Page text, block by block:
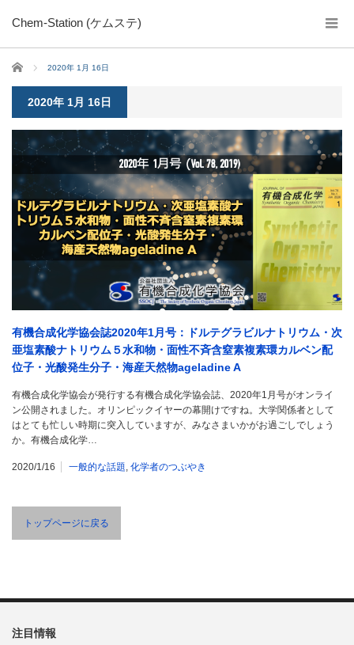
Chem-Station (ケムステ)
ホーム 2020年 1月 16日
2020年 1月 16日
有機合成化学協会誌2020年1月号：ドルテグラビルナトリウム・次
亜塩素酸ナトリウム５水和物・面性不斉含窒素複素環カルベン配
位子・光酸発生分子・海産天然物ageladine A
有機合成化学協会が発行する有機合成化学協会誌、2020年1月号がオンライ
ン公開されました。オリンピックイヤーの幕開けですね。大学関係者として
はとても忙しい時期に突入していますが、みなさまいかがお過ごしでしょう
か。有機合成化学…
2020/1/16 一般的な話題, 化学者のつぶやき
トップページに戻る
注目情報